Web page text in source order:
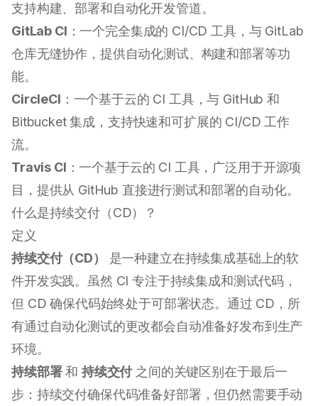
支持构建、部署和自动化开发管道。
GitLab CI ：一个完全集成的 CI/CD 工具，与 GitLab
仓库无缝协作，提供自动化测试、构建和部署等功
能。
CircleCI ：一个基于云的 CI 工具，与 GitHub 和
Bitbucket 集成，支持快速和可扩展的 CI/CD 工作
流。
Travis CI ：一个基于云的 CI 工具，广泛用于开源项
目，提供从 GitHub 直接进行测试和部署的自动化。
什么是持续交付（CD）？
定义
持续交付（CD）
是一种建立在持续集成基础上的软
件开发实践。虽然 CI 专注于持续集成和测试代码，
但 CD 确保代码始终处于可部署状态。通过 CD，所
有通过自动化测试的更改都会自动准备好发布到生产
环境。
持续部署和 持续交付 之间的关键区别在于最后一
步：持续交付确保代码准备好部署，但仍然需要手动